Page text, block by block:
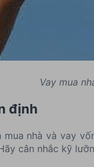
Vay mua
định
nhà và vay
cân nhắc kỹ